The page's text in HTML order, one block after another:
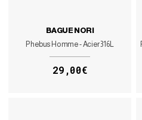
BAGUE NORI
Phebus Homme - Acier 316L
29,00€